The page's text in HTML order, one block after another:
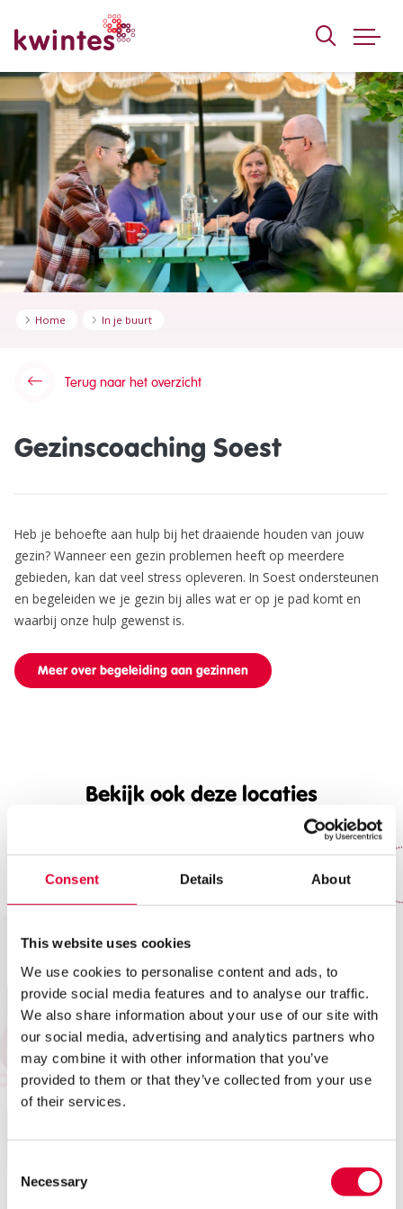
Consent Details About
This website uses cookies
We use cookies to personalise content and ads, to
provide social media features and to analyse our traffic.
We also share information about your use of our site with
our social media, advertising and analytics partners who
may combine it with other information that you’ve
provided to them or that they’ve collected from your use
of their services.
Selection
Necessary
Home In je buurt
Terug naar het overzicht
Gezinscoaching Soest
Heb je behoefte aan hulp bij het draaiende houden van jouw
gezin? Wanneer een gezin problemen heeft op meerdere
gebieden, kan dat veel stress opleveren. In Soest ondersteunen
en begeleiden we je gezin bij alles wat er op je pad komt en
waarbij onze hulp gewenst is.
Meer over begeleiding aan gezinnen
Bekijk ook deze locaties
Gezinscoaching Nijkerk Gezinscoaching Leusden
Gezinscoaching
Gezinscoaching Baarn